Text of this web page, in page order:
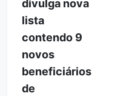
divulga nova
lista
contendo 9
novos
beneficiários
de